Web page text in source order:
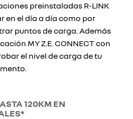
preinstaladas R-LINK
en el día a día como por
puntos de carga. Además
MY Z.E. CONNECT con
el nivel de carga de tu
120KM EN